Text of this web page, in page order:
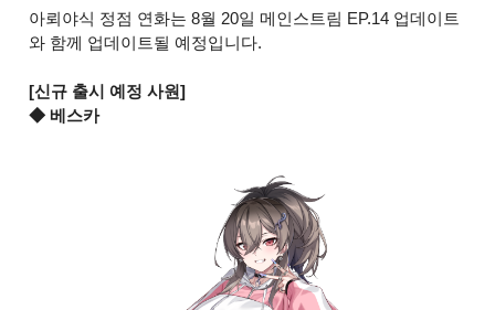
아뢰야식 정점 연화는 8월 20일 메인스트림 EP.14 업데이트
와 함께 업데이트될 예정입니다.
[신규 출시 예정 사원]
◆ 베스카